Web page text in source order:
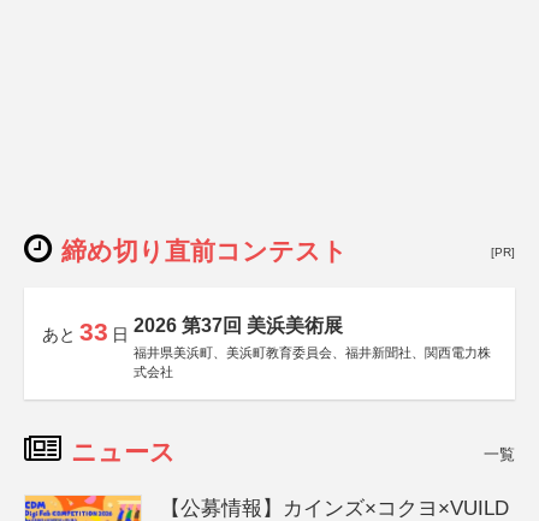
締め切り直前コンテスト [PR]
あと 33 日 2026 第37回 美浜美術展
福井県美浜町、美浜町教育委員会、福井新聞社、関西電力株
式会社
ニュース 一覧
【公募情報】カインズ×コクヨ×VUILD